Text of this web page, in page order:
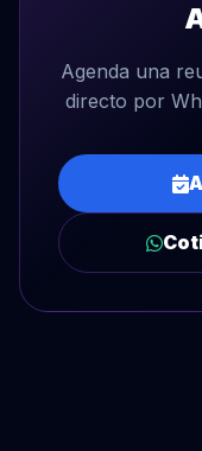
Agenda una
directo por